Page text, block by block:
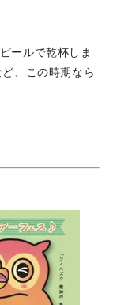
ールで乾杯しま
、この時期なら